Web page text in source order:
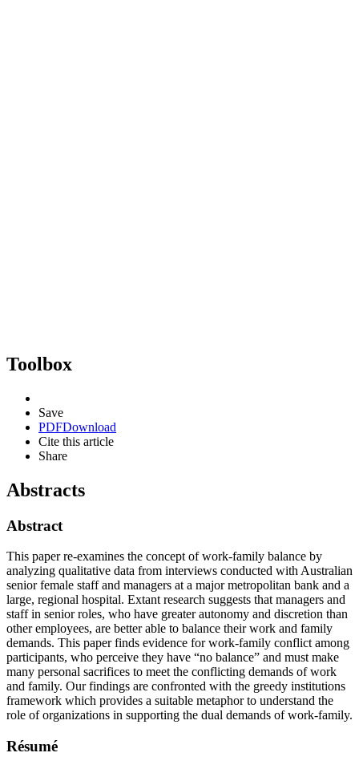
Toolbox
Save
PDFDownload
Cite this article
Share
Abstracts
Abstract
This paper re-examines the concept of work-family balance by
analyzing qualitative data from interviews conducted with Australian
senior female staff and managers at a major metropolitan bank and a
large, regional hospital. Extant research suggests that managers and
staff in senior roles, who have greater autonomy and discretion than
other employees, are better able to balance their work and family
demands. This paper finds evidence for work-family conflict among
participants, who perceive they have “no balance” and must make
many personal sacrifices to meet the conflicting demands of work
and family. Our findings are confronted with the greedy institutions
framework which provides a suitable metaphor to understand the
role of organizations in supporting the dual demands of work-family.
Résumé